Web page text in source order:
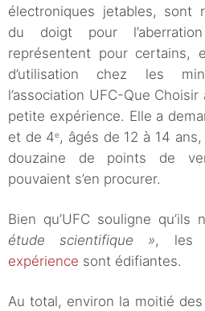
électroniques jetables, sont
du doigt pour
représentent pour certains,
d’utilisation chez les
l’association UFC-Que
petite expérience. Elle a
et de 4e, âgés de 12 à 14
douzaine de points de
pouvaient s’en procurer.
Bien qu’UFC souligne qu’ils
étude scientifique », les
expérience sont édifiantes.
Au total, environ la moitié